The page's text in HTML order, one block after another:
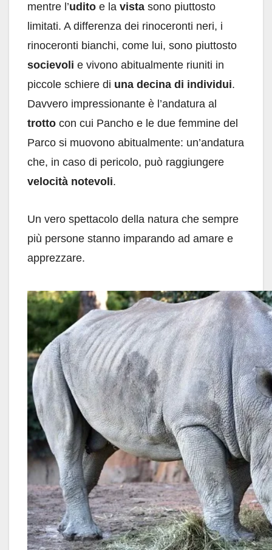
mentre l’udito e la vista sono piuttosto
limitati. A differenza dei rinoceronti neri, i
rinoceronti bianchi, come lui, sono piuttosto
socievoli e vivono abitualmente riuniti in
piccole schiere di una decina di individui.
Davvero impressionante è l’andatura al
trotto con cui Pancho e le due femmine del
Parco si muovono abitualmente: un’andatura
che, in caso di pericolo, può raggiungere
velocità notevoli.
Un vero spettacolo della natura che sempre
più persone stanno imparando ad amare e
apprezzare.